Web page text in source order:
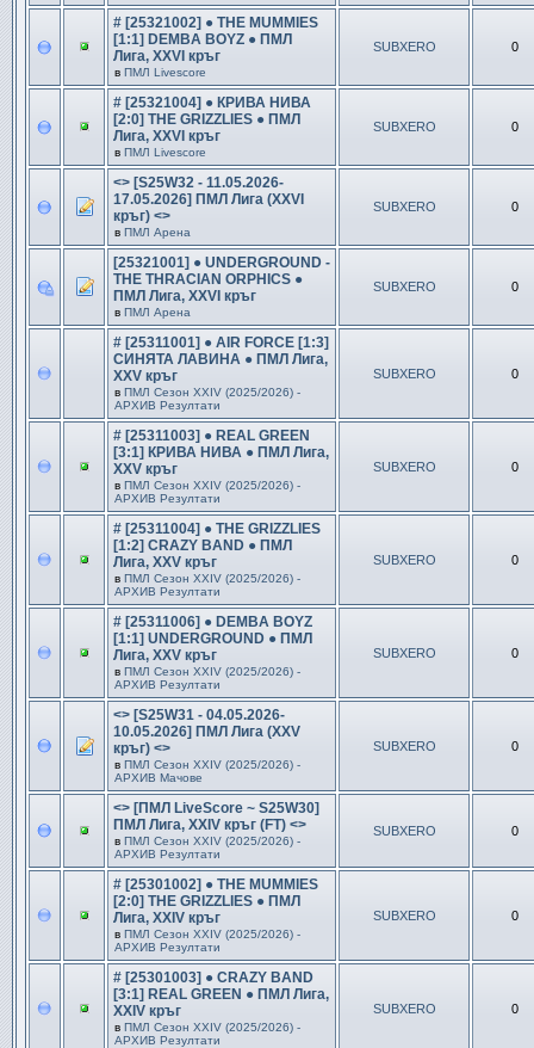
# [25321002] ● THE MUMMIES
[1:1] DEMBA BOYZ ● ПМЛ
Лига, XXVI кръг
в ПМЛ Livescore
SUBXERO 0
# [25321004] ● КРИВА НИВА
[2:0] THE GRIZZLIES ● ПМЛ
Лига, XXVI кръг
в ПМЛ Livescore
SUBXERO 0
<> [S25W32 - 11.05.2026-
17.05.2026] ПМЛ Лига (XXVI
кръг) <>
в ПМЛ Арена
SUBXERO 0
[25321001] ● UNDERGROUND -
THE THRACIAN ORPHICS ●
ПМЛ Лига, XXVI кръг
в ПМЛ Арена
SUBXERO 0
# [25311001] ● AIR FORCE [1:3]
СИНЯТА ЛАВИНА ● ПМЛ Лига,
XXV кръг
в ПМЛ Сезон ХXIV (2025/2026) -
АРХИВ Резултати
SUBXERO 0
# [25311003] ● REAL GREEN
[3:1] КРИВА НИВА ● ПМЛ Лига,
XXV кръг
в ПМЛ Сезон ХXIV (2025/2026) -
АРХИВ Резултати
SUBXERO 0
# [25311004] ● THE GRIZZLIES
[1:2] CRAZY BAND ● ПМЛ
Лига, XXV кръг
в ПМЛ Сезон ХXIV (2025/2026) -
АРХИВ Резултати
SUBXERO 0
# [25311006] ● DEMBA BOYZ
[1:1] UNDERGROUND ● ПМЛ
Лига, XXV кръг
в ПМЛ Сезон ХXIV (2025/2026) -
АРХИВ Резултати
SUBXERO 0
<> [S25W31 - 04.05.2026-
10.05.2026] ПМЛ Лига (XXV
кръг) <>
в ПМЛ Сезон ХXIV (2025/2026) -
АРХИВ Мачове
SUBXERO 0
<> [ПМЛ LiveScore ~ S25W30]
ПМЛ Лига, XXIV кръг (FT) <>
в ПМЛ Сезон ХXIV (2025/2026) -
АРХИВ Резултати
SUBXERO 0
# [25301002] ● THE MUMMIES
[2:0] THE GRIZZLIES ● ПМЛ
Лига, XXIV кръг
в ПМЛ Сезон ХXIV (2025/2026) -
АРХИВ Резултати
SUBXERO 0
# [25301003] ● CRAZY BAND
[3:1] REAL GREEN ● ПМЛ Лига,
XXIV кръг
в ПМЛ Сезон ХXIV (2025/2026) -
АРХИВ Резултати
SUBXERO 0